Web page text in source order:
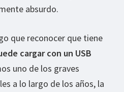
absurdo.
que reconocer que tiene
cargar con un USB
uno de los graves
a lo largo de los años, la